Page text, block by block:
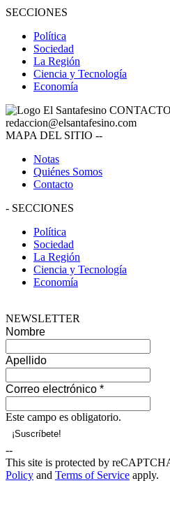
SECCIONES
Política
Sociedad
La Región
Ciencia y Tecnología
Economía
CONTACTO
redaccion@elsantafesino.com
MAPA DEL SITIO --
Notas
Quiénes Somos
Contacto
- SECCIONES
Política
Sociedad
La Región
Ciencia y Tecnología
Economía
NEWSLETTER
Nombre
Apellido
Correo electrónico *
Este campo es obligatorio.
--
This site is protected by
Policy and Terms of Service apply.